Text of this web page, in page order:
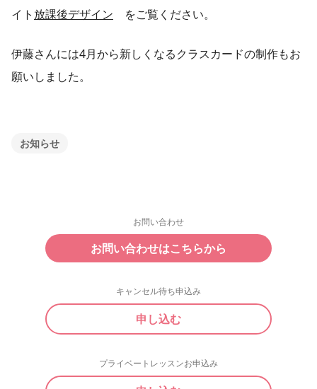
イト 放課後デザイン をご覧ください。
伊藤さんには4月から新しくなるクラスカードの制作もお
願いしました。
お知らせ
お問い合わせ
お問い合わせはこちらから
キャンセル待ち申込み
申し込む
プライベートレッスンお申込み